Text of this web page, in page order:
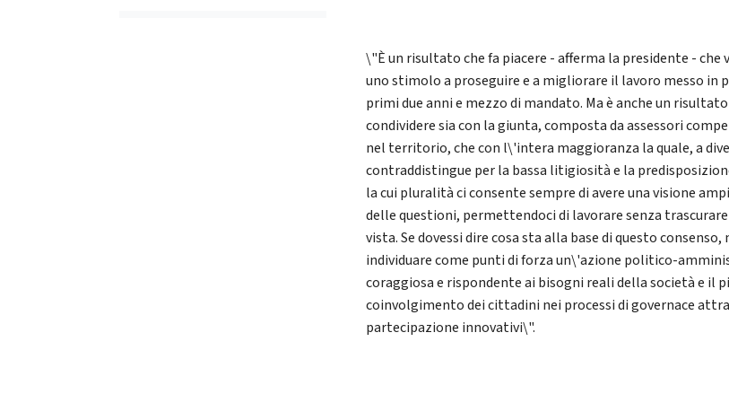
\"È un risultato che fa piacere - afferma la presidente - che
uno stimolo a proseguire e a migliorare il lavoro messo in
primi due anni e mezzo di mandato. Ma è anche un
condividere sia con la giunta, composta da assessori
nel territorio, che con l\'intera maggioranza la quale, a
contraddistingue per la bassa litigiosità e la
la cui pluralità ci consente sempre di avere una visione
delle questioni, permettendoci di lavorare senza
vista. Se dovessi dire cosa sta alla base di questo consenso,
individuare come punti di forza un\'azione politico-
coraggiosa e rispondente ai bisogni reali della società e il
coinvolgimento dei cittadini nei processi di governace
partecipazione innovativi\".